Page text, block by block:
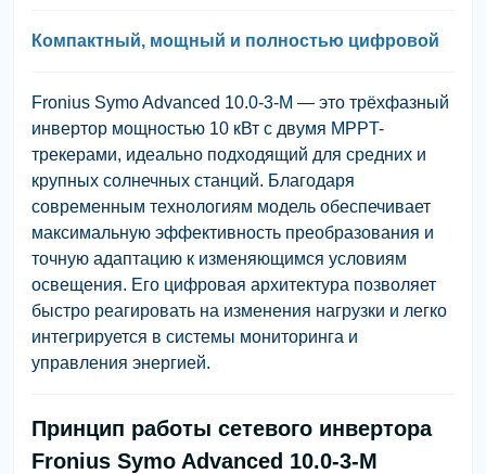
Компактный, мощный и полностью цифровой
Fronius Symo Advanced 10.0-3-M — это трёхфазный
инвертор мощностью 10 кВт с двумя MPPT-
трекерами, идеально подходящий для средних и
крупных солнечных станций. Благодаря
современным технологиям модель обеспечивает
максимальную эффективность преобразования и
точную адаптацию к изменяющимся условиям
освещения. Его цифровая архитектура позволяет
быстро реагировать на изменения нагрузки и легко
интегрируется в системы мониторинга и
управления энергией.
Принцип работы сетевого инвертора
Fronius Symo Advanced 10.0-3-M